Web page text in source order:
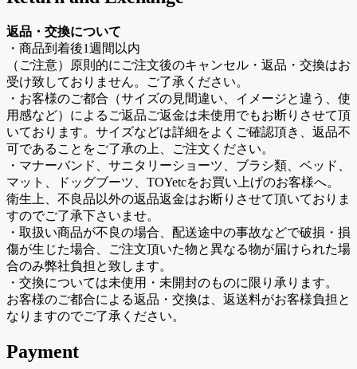
返品・交換について
・商品到着後1週間以内
（ご注意）原則的にご注文後のキャンセル・返品・交換はお
受け致しておりません。ご了承ください。
・お客様のご都合（サイズの見間違い、イメージと違う、使
用感など）によるご返品ご返金は未使用でもお断りさせて頂
いております。サイズなどは詳細をよくご確認頂き、返品不
可であることをご了承の上、ご注文ください。
・マナーバンド、サニタリーショーツ、ブラシ類、ベッド、
マット、ドッグブーツ、TOYetcをお買い上げのお客様へ。
衛生上、不良品以外の返品返金はお断りさせて頂いておりま
すのでご了承下さいませ。
・取扱い商品が不良の場合、配送途中の事故などで破損・損
傷が生じた場合、ご注文頂いた物と異なる物が届けられた場
合のみ弊社負担と致します。
・交換については未使用・未開封のものに限り承ります。
お客様のご都合による返品・交換は、返送料がお客様負担と
なりますのでご了承ください。
Payment